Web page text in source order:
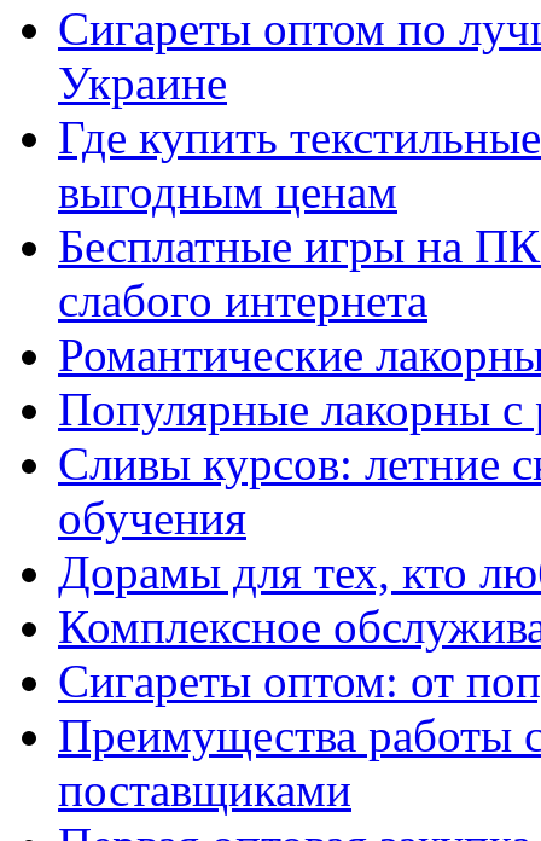
Сигареты оптом по
Украине
Где купить
выгодным ценам
Бесплатные игры на
слабого интернета
Романтические
Популярные лакорны с
Сливы курсов: летние
обучения
Дорамы для тех, кто
Комплексное
Сигареты оптом: от
Преимущества работы
поставщиками